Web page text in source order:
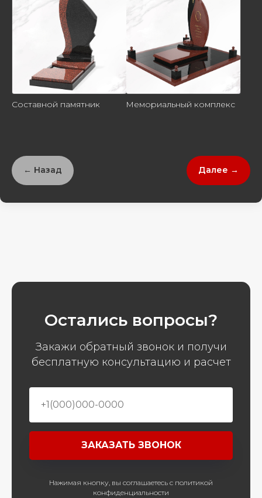
Составной памятник Мемориальный комплекс
← Назад Далее →
Остались вопросы?
Закажи обратный звонок и получи
бесплатную консультацию и расчет
ЗАКАЗАТЬ ЗВОНОК
Нажимая кнопку, вы соглашаетесь с политикой
конфиденциальности